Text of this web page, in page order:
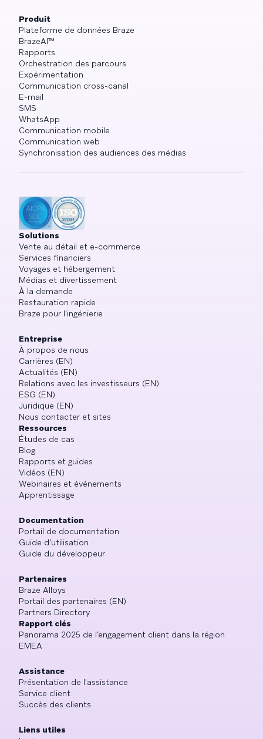
Produit
Plateforme de données Braze
BrazeAI™
Rapports
Orchestration des parcours
Expérimentation
Communication cross-canal
E-mail
SMS
WhatsApp
Communication mobile
Communication web
Synchronisation des audiences des médias
Solutions
Vente au détail et e-commerce
Services financiers
Voyages et hébergement
Médias et divertissement
À la demande
Restauration rapide
Braze pour l'ingénierie
Entreprise
À propos de nous
Carrières (EN)
Actualités (EN)
Relations avec les investisseurs (EN)
ESG (EN)
Juridique (EN)
Nous contacter et sites
Ressources
Études de cas
Blog
Rapports et guides
Vidéos (EN)
Webinaires et événements
Apprentissage
Documentation
Portail de documentation
Guide d’utilisation
Guide du développeur
Partenaires
Braze Alloys
Portail des partenaires (EN)
Partners Directory
Rapport clés
Panorama 2025 de l’engagement client dans la région
EMEA
Assistance
Présentation de l'assistance
Service client
Succès des clients
Liens utiles